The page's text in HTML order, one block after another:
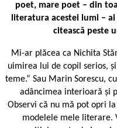
poet, mare poet – din
literatura acestei lumi – ai
citească peste
Mi-ar plăcea ca Nichita
uimirea lui de copil serios,
teme.“ Sau Marin Sorescu,
adâncimea interioară și
Observi că nu mă pot opri
modelele mele literare.